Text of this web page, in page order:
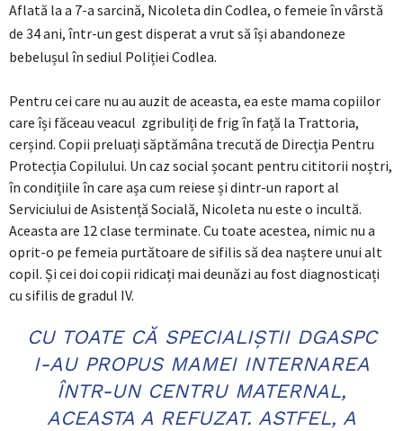
Aflată la a 7-a sarcină, Nicoleta din Codlea, o femeie în vârstă
de 34 ani, într-un gest disperat a vrut să își abandoneze
bebelușul în sediul Poliției Codlea.
Pentru cei care nu au auzit de aceasta, ea este mama copiilor
care își făceau veacul zgribuliți de frig în față la Trattoria,
cerșind. Copii preluați săptămâna trecută de Direcția Pentru
Protecția Copilului. Un caz social șocant pentru cititorii noștri,
în condițiile în care așa cum reiese și dintr-un raport al
Serviciului de Asistență Socială, Nicoleta nu este o incultă.
Aceasta are 12 clase terminate. Cu toate acestea, nimic nu a
oprit-o pe femeia purtătoare de sifilis să dea naștere unui alt
copil. Și cei doi copii ridicați mai deunăzi au fost diagnosticați
cu sifilis de gradul IV.
CU TOATE CĂ SPECIALIȘTII DGASPC
I-AU PROPUS MAMEI INTERNAREA
ÎNTR-UN CENTRU MATERNAL,
ACEASTA A REFUZAT. ASTFEL, A